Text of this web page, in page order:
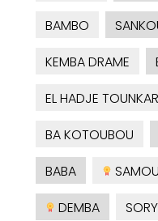
BAMBO
KEMBA DRAME
EL HADJE
BA KOTOUBOU
BABA
DEMBA
SORY